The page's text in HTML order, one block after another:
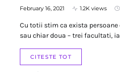
February 16, 2021 1.2K views
Cu totii stim ca exista
sau chiar doua – trei facultati,
CITESTE TOT